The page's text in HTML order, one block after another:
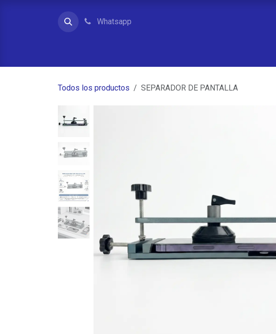
Whatsapp
Todos los productos SEPARADOR DE PANTALLA